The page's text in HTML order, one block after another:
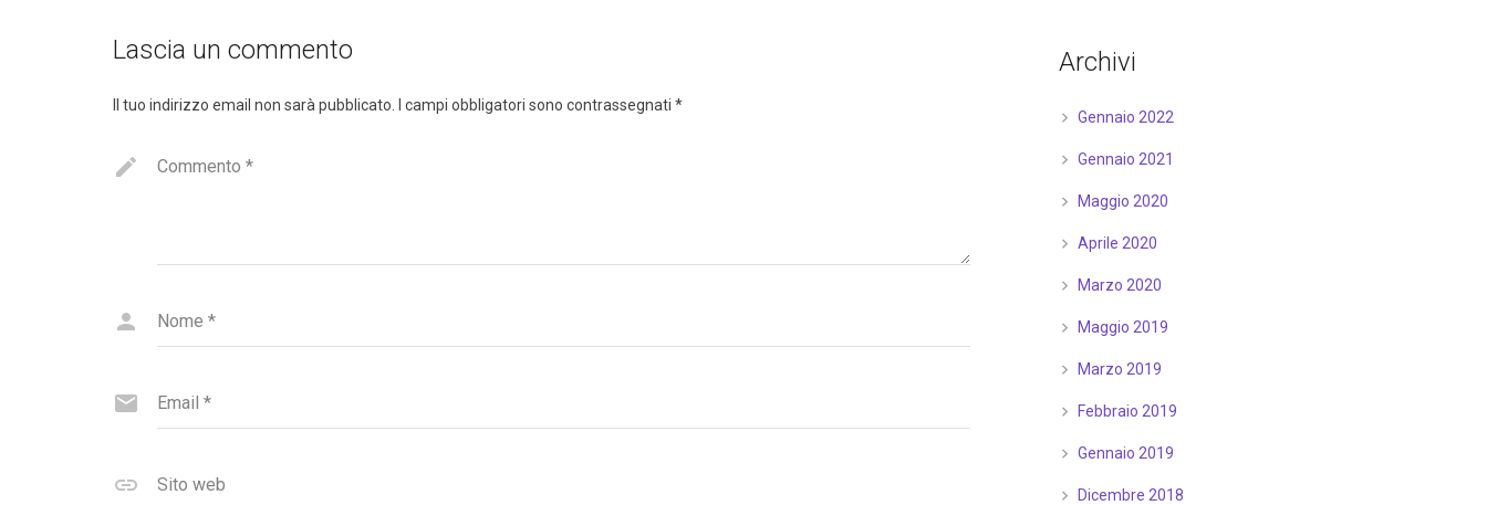
Lascia un commento
Il tuo indirizzo email non sarà pubblicato. I campi obbligatori sono contrassegnati *
Commento *
Nome *
Email *
Sito web
Archivi
Gennaio 2022
Gennaio 2021
Maggio 2020
Aprile 2020
Marzo 2020
Maggio 2019
Marzo 2019
Febbraio 2019
Gennaio 2019
Dicembre 2018